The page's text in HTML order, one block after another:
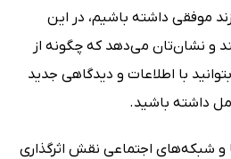
موفقی داشته باشیم، در این
و نشان‌تان می‌دهد که چگونه از
با اطلاعات و دیدگاهی جدید
داشته باشید.
و شبکه‌های اجتماعی نقش اثرگذاری